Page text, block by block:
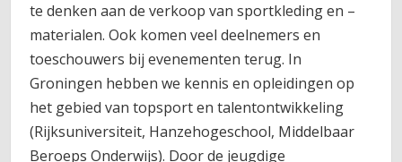
te denken aan de verkoop van sportkleding en –
materialen. Ook komen veel deelnemers en
toeschouwers bij evenementen terug. In
Groningen hebben we kennis en opleidingen op
het gebied van topsport en talentontwikkeling
(Rijksuniversiteit, Hanzehogeschool, Middelbaar
Beroeps Onderwijs). Door de jeugdige